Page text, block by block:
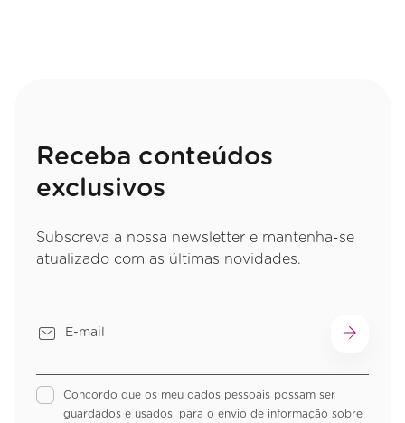
Receba conteúdos
exclusivos
Subscreva a nossa newsletter e mantenha-se
atualizado com as últimas novidades.
Concordo que os meu dados pessoais possam ser
guardados e usados, para o envio de informação sobre